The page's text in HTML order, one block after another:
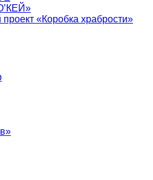
«Коробка храбрости»